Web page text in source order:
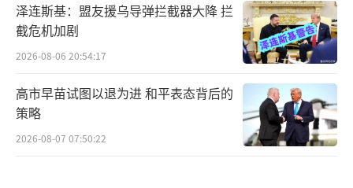
泽连斯基：盟友援乌导弹拦截器大降 拦
截危机加剧
2026-08-06 20:54:17
高市早苗试图以退为进 和平表态背后的
策略
2026-08-07 07:50:22